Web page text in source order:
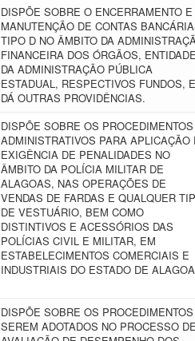
DISPÕE SOBRE O ENCERRAMENTO E
MANUTENÇÃO DE CONTAS
TIPO D NO ÂMBITO DA
FINANCEIRA DOS ÓRGÃOS,
DA ADMINISTRAÇÃO PÚBLICA
ESTADUAL, RESPECTIVOS FUNDOS, E
DÁ OUTRAS PROVIDÊNCIAS.
DISPÕE SOBRE OS PROCEDIMENTOS
ADMINISTRATIVOS PARA APLICAÇÃO
EXIGÊNCIA DE PENALIDADES NO
ÂMBITO DA POLÍCIA MILITAR DE
ALAGOAS, NAS OPERAÇÕES DE
VENDAS DE FARDAS E QUALQUER
DE VESTUÁRIO, BEM COMO
DISTINTIVOS E ACESSÓRIOS DAS
POLÍCIAS CIVIL E MILITAR, EM
ESTABELECIMENTOS COMERCIAIS E
INDUSTRIAIS DO ESTADO DE
DISPÕE SOBRE OS
SEREM ADOTADOS NO PROCESSO DE